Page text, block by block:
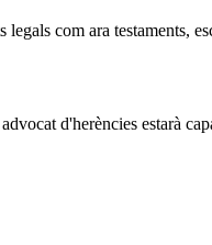
com ara
d'herències estarà